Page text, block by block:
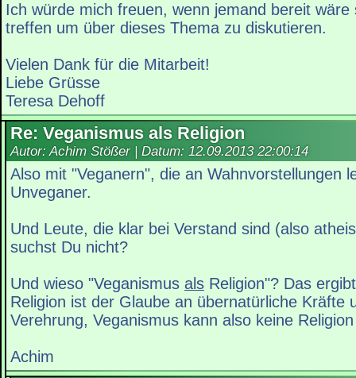
Ich würde mich freuen, wenn jemand bereit wäre
treffen um über dieses Thema zu diskutieren.
Vielen Dank für die Mitarbeit!
Liebe Grüsse
Teresa Dehoff
Re: Veganismus als Religion
Autor: Achim Stößer | Datum: 12.09.2013 22:00:14
Also mit "Veganern", die an Wahnvorstellungen
Unveganer.
Und Leute, die klar bei Verstand sind (also
suchst Du nicht?
Und wieso "Veganismus als Religion"? Das
Religion ist der Glaube an übernatürliche Kräfte
Verehrung, Veganismus kann also keine
Achim